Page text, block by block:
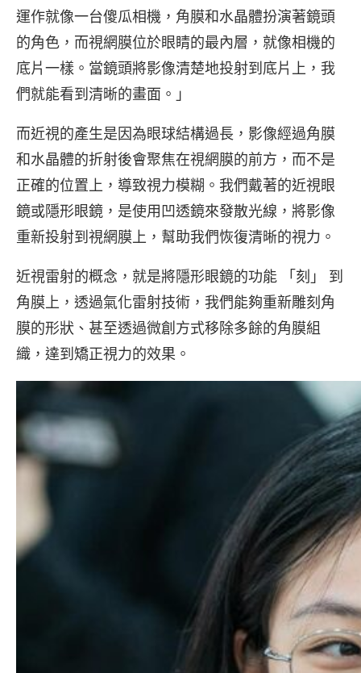
運作就像一台傻瓜相機，角膜和水晶體扮演著鏡頭
的角色，而視網膜位於眼睛的最內層，就像相機的
底片一樣。當鏡頭將影像清楚地投射到底片上，我
們就能看到清晰的畫面。」
而近視的產生是因為眼球結構過長，影像經過角膜
和水晶體的折射後會聚焦在視網膜的前方，而不是
正確的位置上，導致視力模糊。我們戴著的近視眼
鏡或隱形眼鏡，是使用凹透鏡來發散光線，將影像
重新投射到視網膜上，幫助我們恢復清晰的視力。
近視雷射的概念，就是將隱形眼鏡的功能 「刻」 到
角膜上，透過氣化雷射技術，我們能夠重新雕刻角
膜的形狀、甚至透過微創方式移除多餘的角膜組
織，達到矯正視力的效果。